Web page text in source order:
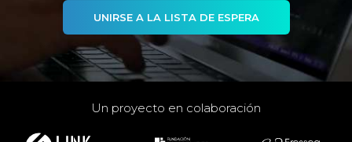
UNIRSE A LA LISTA DE ESPERA
Un proyecto en colaboración